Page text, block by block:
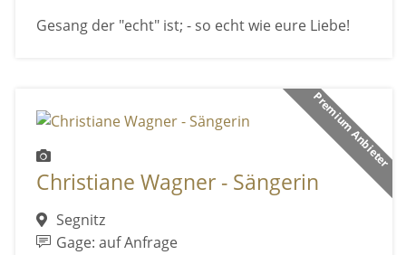
Gesang der "echt" ist; - so echt wie eure Liebe!
Premium Anbieter
Christiane Wagner - Sängerin
Segnitz
Gage: auf Anfrage